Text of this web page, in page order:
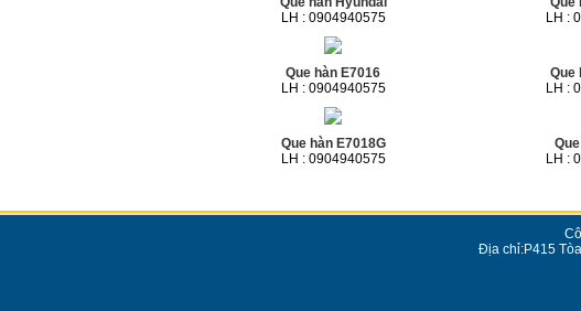
LH : 0904940575
LH :
Que hàn E7016
LH : 0904940575
Que
LH :
Que hàn E7018G
LH : 0904940575
LH :
Địa chỉ:P415